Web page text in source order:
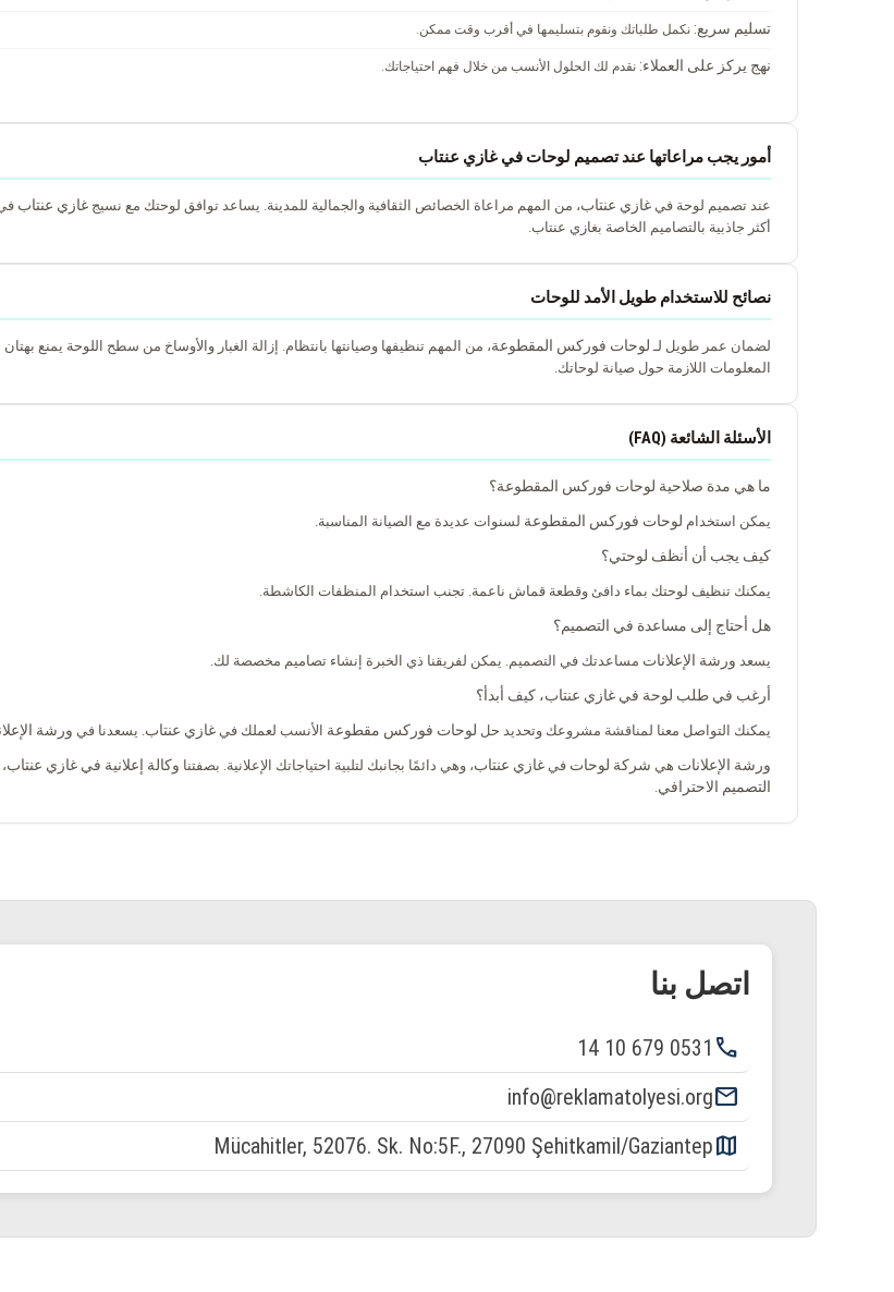
تسليم سريع: نكمل طلباتك ونقوم بتسليمها في أقرب وقت ممكن.
نهج يركز على العملاء: نقدم لك الحلول الأنسب من خلال فهم احتياجاتك.
أمور يجب مراعاتها عند تصميم لوحات في غازي عنتاب
عند تصميم لوحة في غازي عنتاب، من المهم مراعاة الخصائص الثقافية والجمالية للمدينة. يساعد توافق لوحتك مع نسيج غازي عنتاب
أكثر جاذبية بالتصاميم الخاصة بغازي عنتاب.
نصائح للاستخدام طويل الأمد للوحات
لضمان عمر طويل لـ لوحات فوركس المقطوعة، من المهم تنظيفها وصيانتها بانتظام. إزالة الغبار والأوساخ من سطح اللوحة يمنع
المعلومات اللازمة حول صيانة لوحاتك.
الأسئلة الشائعة (FAQ)
ما هي مدة صلاحية لوحات فوركس المقطوعة؟
يمكن استخدام لوحات فوركس المقطوعة لسنوات عديدة مع الصيانة المناسبة.
كيف يجب أن أنظف لوحتي؟
يمكنك تنظيف لوحتك بماء دافئ وقطعة قماش ناعمة. تجنب استخدام المنظفات الكاشطة.
هل أحتاج إلى مساعدة في التصميم؟
يسعد ورشة الإعلانات مساعدتك في التصميم. يمكن لفريقنا ذي الخبرة إنشاء تصاميم مخصصة لك.
أرغب في طلب لوحة في غازي عنتاب، كيف أبدأ؟
يمكنك التواصل معنا لمناقشة مشروعك وتحديد حل لوحات فوركس مقطوعة الأنسب لعملك في غازي عنتاب . يسعدنا في ورشة
ورشة الإعلانات هي شركة لوحات في غازي عنتاب، وهي دائمًا بجانبك لتلبية احتياجاتك الإعلانية. بصفتنا وكالة إعلانية في غازي عنتاب
التصميم الاحترافي
اتصل بنا
phone
0531 679 10 14
email
info@reklamatolyesi.org
map
Mücahitler, 52076. Sk. No:5F., 27090 Şehitkamil/Gaziantep